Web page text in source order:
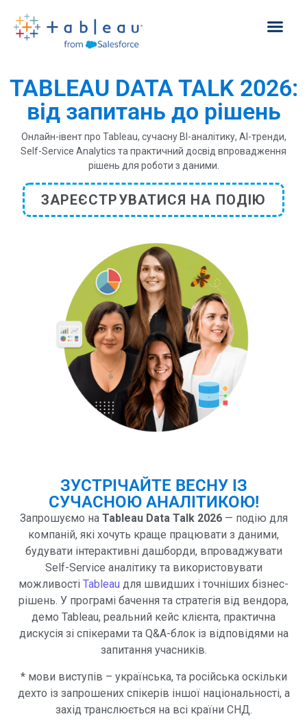
TABLEAU DATA TALK 2026:
від запитань до рішень
Онлайн-івент про Tableau, сучасну BI-аналітику, AI-тренди,
Self-Service Analytics та практичний досвід впровадження
рішень для роботи з даними.
ЗАРЕЄСТРУВАТИСЯ НА ПОДІЮ
ЗУСТРІЧАЙТЕ ВЕСНУ ІЗ
СУЧАСНОЮ АНАЛІТИКОЮ!
Запрошуємо на Tableau Data Talk 2026— подію для
компаній, які хочуть краще працювати з даними,
будувати інтерактивні дашборди, впроваджувати
Self-Service аналітику та використовувати
можливості Tableau для швидших і точніших бізнес-
рішень. У програмі бачення та стратегія від вендора,
демо Tableau, реальний кейс клієнта, практична
дискусія зі спікерами та Q&A-блок із відповідями на
запитання учасників.
* мови виступів – українська, та російська оскільки
дехто із запрошених спікерів іншої національності, а
захід транслюється на всі країни СНД.